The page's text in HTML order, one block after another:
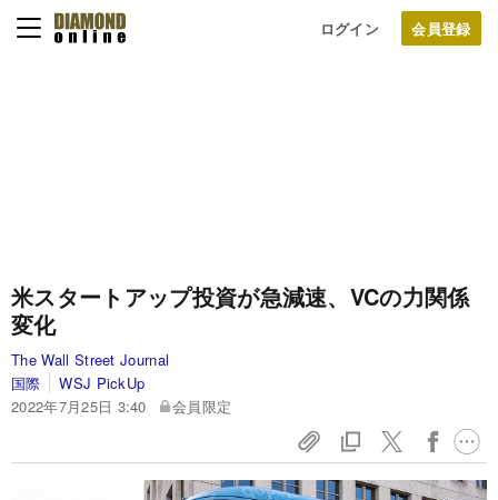
ログイン
米スタートアップ投資が急減速、VCの力関係
変化
The Wall Street Journal
国際
WSJ PickUp
2022年7月25日 3:40
会員限定